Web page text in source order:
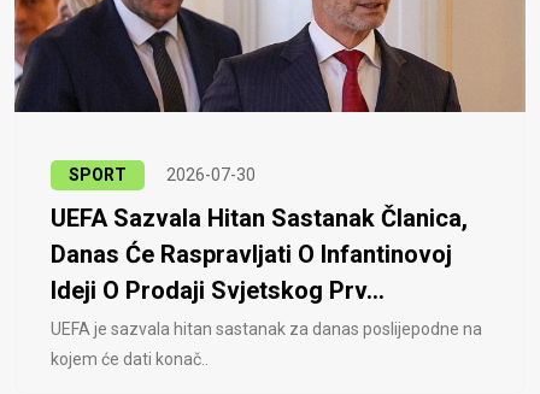
SPORT 2026-07-30
UEFA Sazvala Hitan Sastanak Članica,
Danas Će Raspravljati O Infantinovoj
Ideji O Prodaji Svjetskog Prv...
UEFA je sazvala hitan sastanak za danas poslijepodne na
kojem će dati konač..